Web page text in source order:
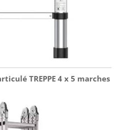
TREPPE 4 x 5 marches